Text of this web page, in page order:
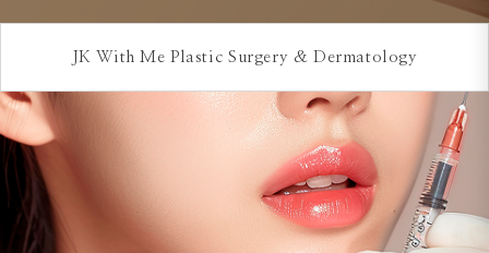
JK With Me Plastic Surgery & Dermatology